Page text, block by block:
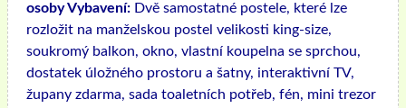
osoby Vybavení: Dvě samostatné postele, které lze
rozložit na manželskou postel velikosti king-size,
soukromý balkon, okno, vlastní koupelna se sprchou,
dostatek úložného prostoru a šatny, interaktivní TV,
župany zdarma, sada toaletních potřeb, fén, mini trezor